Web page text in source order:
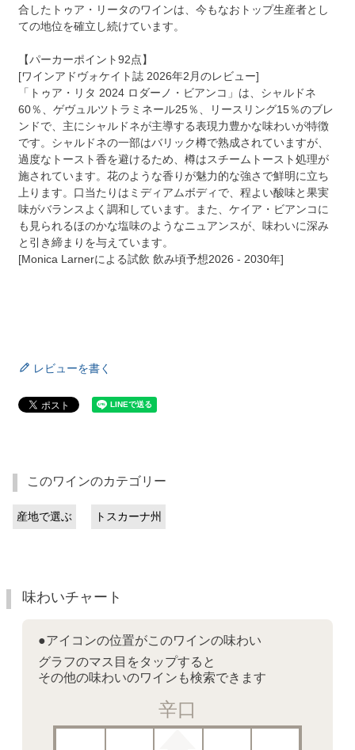
合したトゥア・リータのワインは、今もなおトップ生産者とし
ての地位を確立し続けています。
【パーカーポイント92点】
[ワインアドヴォケイト誌 2026年2月のレビュー]
「トゥア・リタ 2024 ロダーノ・ビアンコ」は、シャルドネ
60％、ゲヴュルツトラミネール25％、リースリング15％のブレ
ンドで、主にシャルドネが主導する表現力豊かな味わいが特徴
です。シャルドネの一部はバリック樽で熟成されていますが、
過度なトースト香を避けるため、樽はスチームトースト処理が
施されています。花のような香りが魅力的な強さで鮮明に立ち
上ります。口当たりはミディアムボディで、程よい酸味と果実
味がバランスよく調和しています。また、ケイア・ビアンコに
も見られるほのかな塩味のようなニュアンスが、味わいに深み
と引き締まりを与えています。
[Monica Larnerによる試飲 飲み頃予想2026 - 2030年]
レビューを書く
このワインのカテゴリー
産地で選ぶ トスカーナ州
味わいチャート
●アイコンの位置がこのワインの味わい
グラフのマス目をタップすると
その他の味わいのワインも検索できます
辛口